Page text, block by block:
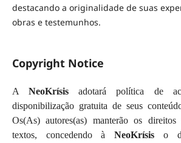
destacando a originalidade de suas
obras e testemunhos.
Copyright Notice
ANeoKrísis adotará política de
disponibilização gratuita de seus
Os(As) autores(as) manterão os direitos
textos, concedendo àNeoKrísis o